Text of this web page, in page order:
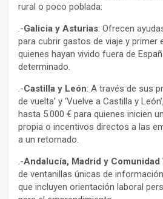
rural o poco poblada:
.-Galicia y Asturias: Ofrecen
para cubrir gastos de viaje y primer
quienes hayan vivido fuera de
determinado.
.-Castilla y León: A través de sus
de vuelta’ y ‘Vuelve a Castilla y
hasta 5.000 € para quienes inicien
propia o incentivos directos a las
a un retornado.
.-Andalucía, Madrid y Comunidad
de ventanillas únicas de
que incluyen orientación laboral